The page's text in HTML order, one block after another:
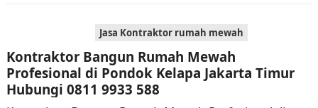
Jasa Kontraktor rumah mewah
Kontraktor Bangun Rumah Mewah
Profesional di Pondok Kelapa Jakarta Timur
Hubungi 0811 9933 588